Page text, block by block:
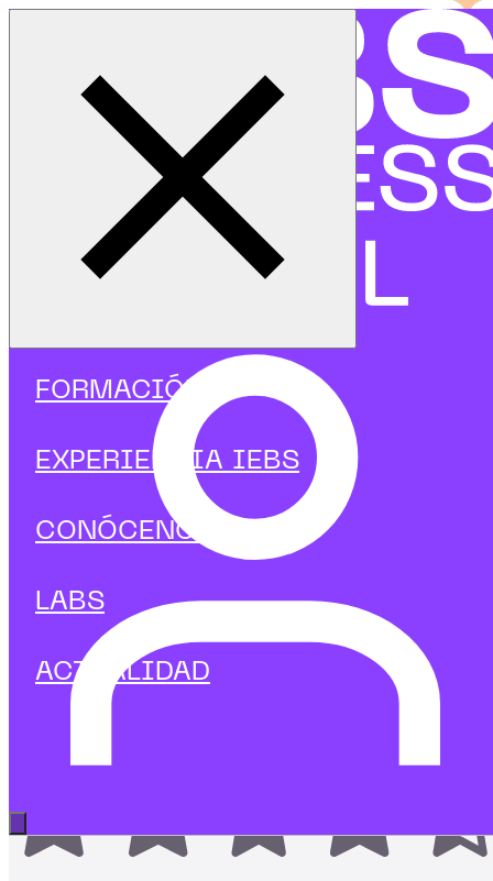
FORMACIÓN
EXPERIENCIA IEBS
CONÓCENOS
LABS
ACTUALIDAD
Inicio
Programas
Programas focalizados
UX, UI y CX
Curso en Introducción a la experiencia de usuario
Curso en Introducción a la
experiencia de usuario
Empieza a diseñar con enfoque de usuario y crea
productos digitales que funcionan